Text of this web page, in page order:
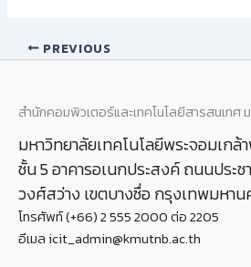
PREVIOUS
สำนักคอมพิวเตอร์และเทคโนโลยีสารสนเทศ
มหาวิทยาลัยเทคโนโลยีพระจอมเกล้
ชั้น 5 อาคารอเนกประสงค์ ถนนประช
วงศ์สว่าง เขตบางซื่อ กรุงเทพมหา
โทรศัพท์ (+66) 2 555 2000 ต่อ 2205
อีเมล icit_admin@kmutnb.ac.th